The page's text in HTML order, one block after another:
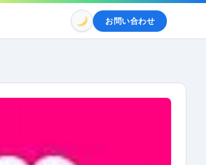
お問い合わせ